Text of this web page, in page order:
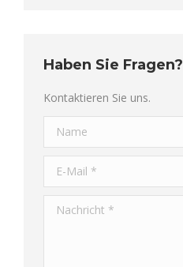
Haben Sie Fragen?
Kontaktieren Sie uns.
Name
E-Mail *
Nachricht *